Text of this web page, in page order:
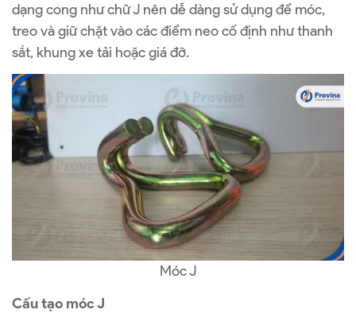
dạng cong như chữ J nên dễ dàng sử dụng để móc,
treo và giữ chặt vào các điểm neo cố định như thanh
sắt, khung xe tải hoặc giá đỡ.
Móc J
Cấu tạo móc J